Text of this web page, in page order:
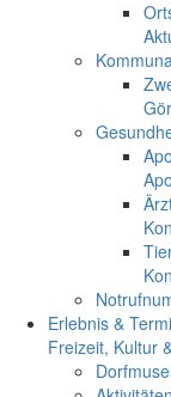
Erlebnis &
Freizeit, Kultur